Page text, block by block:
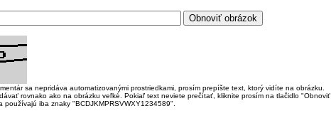
sa nepridáva automatizovanými prostriedkami, prosím prepíšte text, ktorý vidíte na obrázku.
rovnako ako na obrázku veľké. Pokiaľ text neviete prečítať, kliknite prosím na tlačidlo "Obnoviť
používajú iba znaky "BCDJKMPRSVWXY1234589".